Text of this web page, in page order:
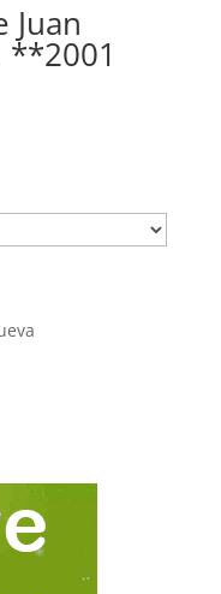
Juan
**2001